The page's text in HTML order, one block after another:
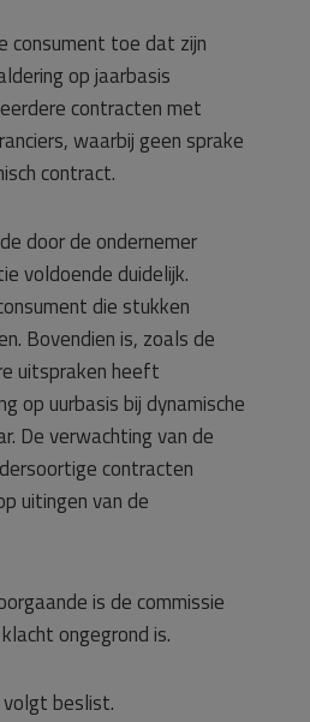
consument toe dat zijn
op jaarbasis
contracten met
waarbij geen sprake
contract.
door de ondernemer
voldoende duidelijk.
die stukken
Bovendien is, zoals de
uitspraken heeft
op uurbasis bij dynamische
De verwachting van de
contracten
uitingen van de
is de commissie
ongegrond is.
beslist.